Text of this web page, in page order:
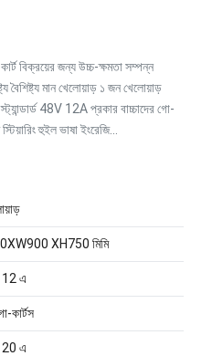
বিক্রয়ের জন্য উচ্চ-ক্ষমতা সম্পন্ন
বৈশিষ্ট্য মান খেলোয়াড় ১ জন খেলোয়াড়
48V 12A প্রকার বাচ্চাদের গো-
হুইল ভাষা ইংরেজি...
XH750 মিমি
12 এ
কার্টস
20 এ